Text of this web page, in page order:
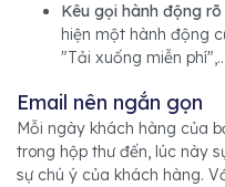
Kêu gọi hành động rõ
hiện một hành động
"Tải xuống miễn phí",...
Email nên ngắn gọn
Mỗi ngày khách hàng của
trong hộp thư đến, lúc này
sự chú ý của khách hàng.